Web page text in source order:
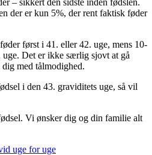
der er kun 5%, der rent faktisk føder
først i 41. eller 42. uge, mens 10-
Det er ikke særlig sjovt at gå
med tålmodighed.
i den 43. graviditets uge, så vil
Vi ønsker dig og din familie alt
uge for uge